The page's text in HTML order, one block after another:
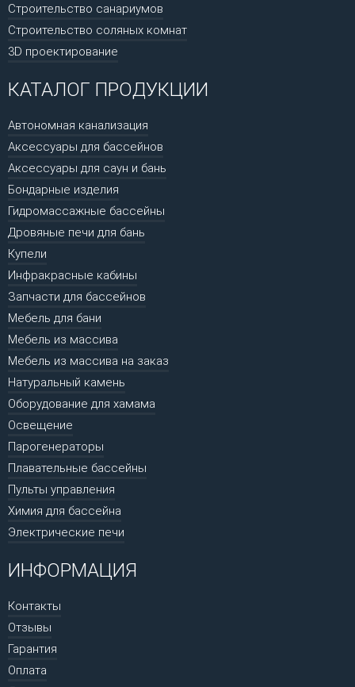
Строительство санариумов
Строительство соляных комнат
3D проектирование
КАТАЛОГ ПРОДУКЦИИ
Автономная канализация
Аксессуары для бассейнов
Аксессуары для саун и бань
Бондарные изделия
Гидромассажные бассейны
Дровяные печи для бань
Купели
Инфракрасные кабины
Запчасти для бассейнов
Мебель для бани
Мебель из массива
Мебель из массива на заказ
Натуральный камень
Оборудование для хамама
Освещение
Парогенераторы
Плавательные бассейны
Пульты управления
Химия для бассейна
Электрические печи
ИНФОРМАЦИЯ
Контакты
Отзывы
Гарантия
Оплата